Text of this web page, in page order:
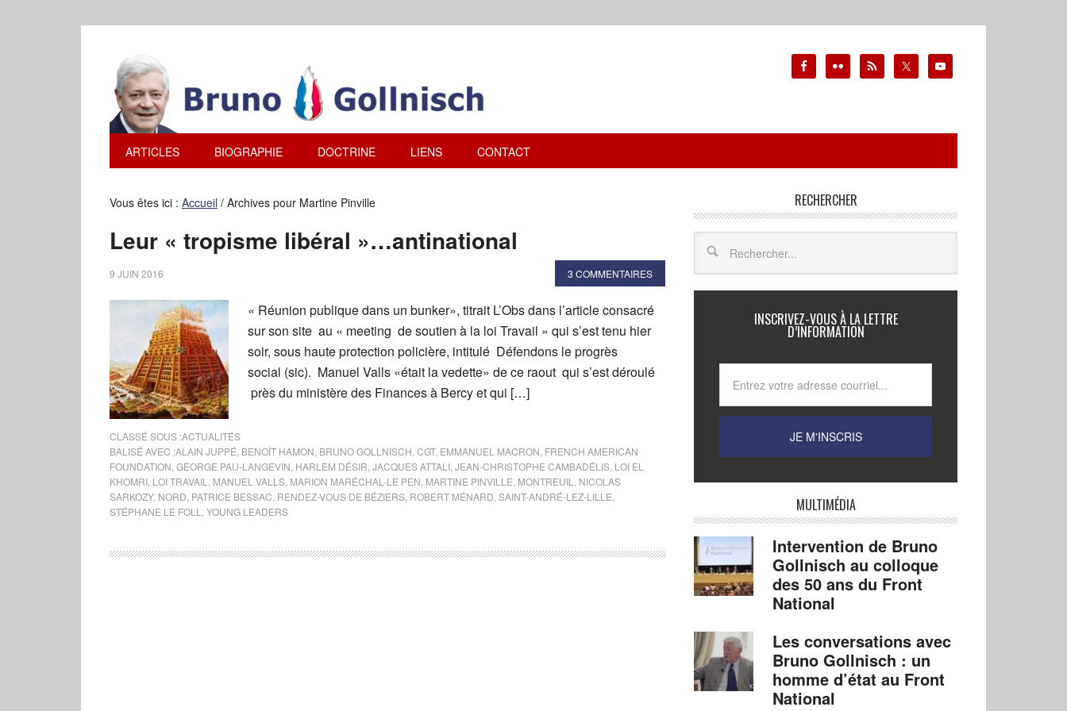
ARTICLES BIOGRAPHIE DOCTRINE LIENS CONTACT
Vous êtes ici : Accueil / Archives pour Martine Pinville
Leur « tropisme libéral »…antinational
9 JUIN 2016 3 COMMENTAIRES
« Réunion publique dans un bunker», titrait L’Obs dans l’article consacré
sur son site au « meeting de soutien à la loi Travail » qui s’est tenu hier
soir, sous haute protection policière, intitulé Défendons le progrès
social (sic). Manuel Valls «était la vedette» de ce raout qui s’est déroulé
près du ministère des Finances à Bercy et qui […]
CLASSÉ SOUS :ACTUALITÉS
BALISÉ AVEC :ALAIN JUPPÉ BENOÎT HAMON BRUNO GOLLNISCH CGT, EMMANUEL MACRON FRENCH AMERICAN
FOUNDATION GEORGE PAU-LANGEVIN HARLEM DÉSIR JACQUES ATTALI JEAN-CHRISTOPHE CAMBADÉLIS LOI EL
KHOMRI LOI TRAVAIL MANUEL VALLS MARION MARÉCHAL-LE PEN MARTINE PINVILLE MONTREUIL
NICOLAS
SARKOZY, NORD PATRICE BESSAC RENDEZ-VOUS DE BÉZIERS ROBERT MÉNARD SAINT-ANDRÉ-LEZ-LILLE
STÉPHANE LE FOLL
YOUNG LEADERS
RECHERCHER
INSCRIVEZ-VOUS À LA LETTRE
D’INFORMATION
MULTIMÉDIA
Intervention de Bruno
Gollnisch au colloque
des 50 ans du Front
National
Les conversations avec
Bruno Gollnisch : un
homme d’état au Front
National